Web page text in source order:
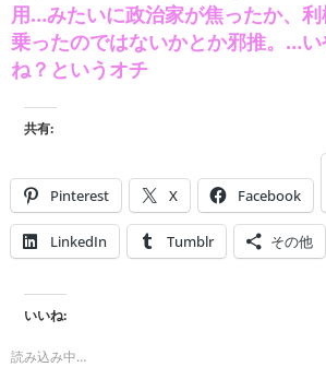
用…みたいに政治家が焦ったか、
乗ったのではないかとか邪推。…い
ね？というオチ
共有:
Pinterest X Facebook
LinkedIn Tumblr その他
いいね:
読み込み中…